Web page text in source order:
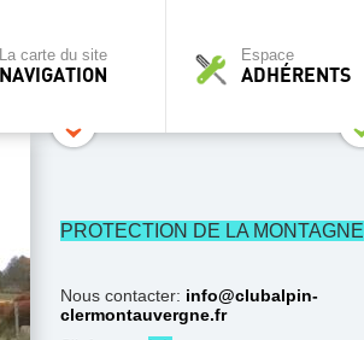
La carte du site
NAVIGATION
Espace
ADHÉRENTS
PROTECTION DE LA MONTAGNE
Nous contacter: info@clubalpin-
clermontauvergne.fr